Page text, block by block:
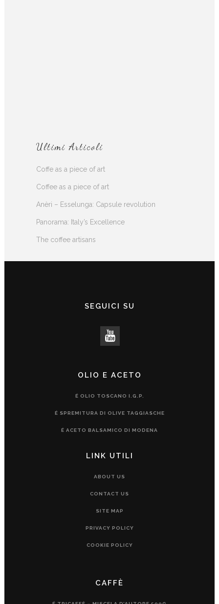
Ultimi Articoli
Coffe as a piece of art
Coffee as a piece of art
Anèri – Esselunga: Capsule revolution
Panorama: Italy’s Excellence
The coffee artisans
SEGUICI SU
OLIO E ACETO
É OLIO TOSCANO I.G.P.
É SPREMITURA DI OLIVE TAGGIASCHE
É ACETO BALSAMICO DI MODENA
LINK UTILI
ABOUT US
CONTACT US
SITE MAP
PRIVACY POLICY
COOKIE POLICY
CAFFÈ